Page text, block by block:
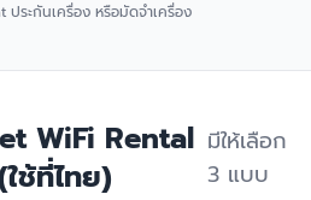
ประกันเครื่อง หรือมัดจำเครื่อง
WiFi Rental
ช้ที่ไทย)
มีให้เลือก
3 แบบ